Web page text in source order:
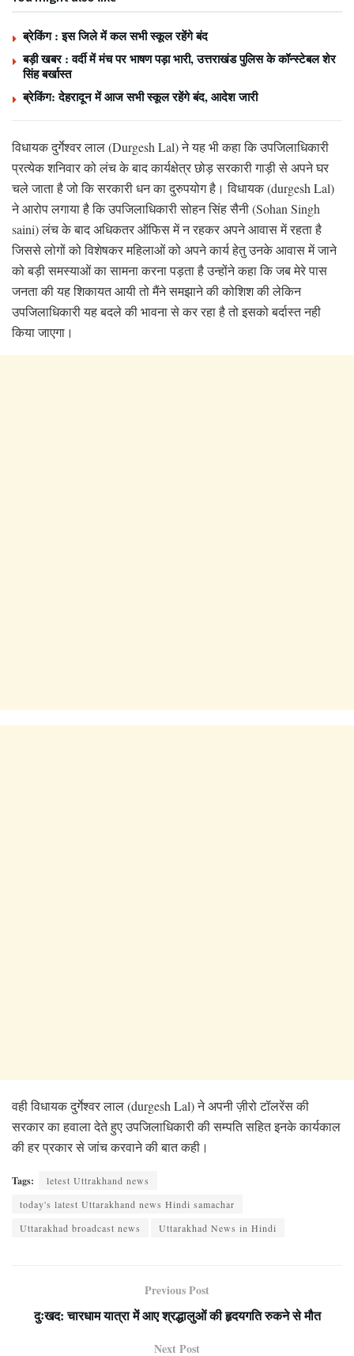
ब्रेकिंग : इस जिले में कल सभी स्कूल रहेंगे बंद
बड़ी खबर : वर्दी में मंच पर भाषण पड़ा भारी, उत्तराखंड पुलिस के कॉन्स्टेबल शेर
सिंह बर्खास्त
ब्रेकिंग: देहरादून में आज सभी स्कूल रहेंगे बंद, आदेश जारी
विधायक दुर्गेश्वर लाल (Durgesh Lal) ने यह भी कहा कि उपजिलाधिकारी
प्रत्येक शनिवार को लंच के बाद कार्यक्षेत्र छोड़ सरकारी गाड़ी से अपने घर
चले जाता है जो कि सरकारी धन का दुरुपयोग है। विधायक (durgesh Lal)
ने आरोप लगाया है कि उपजिलाधिकारी सोहन सिंह सैनी (Sohan Singh
saini) लंच के बाद अधिकतर ऑफिस में न रहकर अपने आवास में रहता है
जिससे लोगों को विशेषकर महिलाओं को अपने कार्य हेतु उनके आवास में जाने
को बड़ी समस्याओं का सामना करना पड़ता है उन्होंने कहा कि जब मेरे पास
जनता की यह शिकायत आयी तो मैंने समझाने की कोशिश की लेकिन
उपजिलाधिकारी यह बदले की भावना से कर रहा है तो इसको बर्दास्त नही
किया जाएगा।
वही विधायक दुर्गेश्वर लाल (durgesh Lal) ने अपनी ज़ीरो टॉलरेंस की
सरकार का हवाला देते हुए उपजिलाधिकारी की सम्पति सहित इनके कार्यकाल
की हर प्रकार से जांच करवाने की बात कही।
Tags:
letest Uttrakhand news
today's latest Uttarakhand news Hindi samachar
Uttarakhad broadcast news
Uttarakhad News in Hindi
Previous Post
दुःखद: चारधाम यात्रा में आए श्रद्धालुओं की हृदयगति रुकने से मौत
Next Post